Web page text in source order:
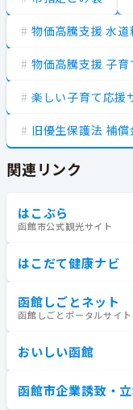
物価高騰支援 水道
物価高騰支援 子育
楽しい子育て応援
旧優生保護法 補償
関連リンク
はこぶら
函館市公式観光サイト
はこだて健康ナビ
函館しごとネット
函館しごとポータルサイト
おいしい函館
函館市企業誘致・